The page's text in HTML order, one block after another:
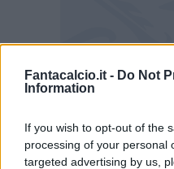
Fantacalcio.it - Do Not
Information
If you wish to opt-out of the
processing of your personal
targeted advertising by us,
Inter: le parole di
"Mio figlio ha
voglia matta di